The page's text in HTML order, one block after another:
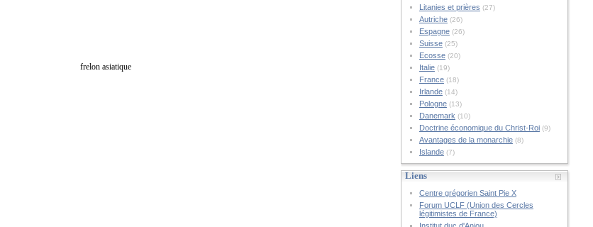
frelon asiatique
Litanies et prières (27)
Autriche(26)
Espagne(26)
Suisse(25)
Ecosse(20)
Italie(19)
France(18)
Irlande(14)
Pologne(13)
Danemark (10)
Doctrine économique du Christ-Roi(9)
Avantages de la monarchie(8)
Islande(7)
Liens
Centre grégorien Saint Pie X
Forum UCLF (Union des Cercles
légitimistes de France)